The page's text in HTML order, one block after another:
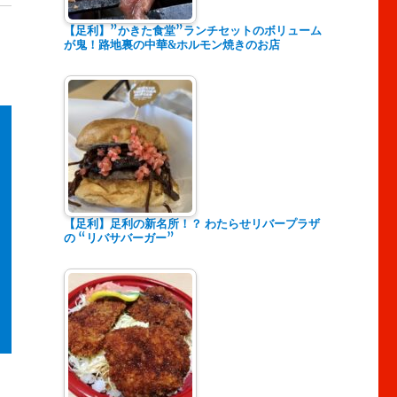
【足利】”かきた食堂”ランチセットのボリューム
が鬼！路地裏の中華&ホルモン焼きのお店
【足利】足利の新名所！？ わたらせリバープラザ
の “リバサバーガー”